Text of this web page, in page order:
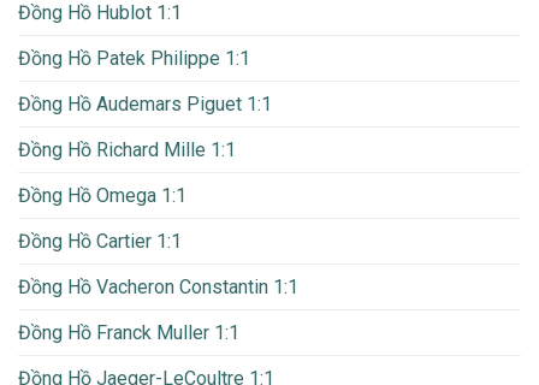
Đồng Hồ Hublot 1:1
Đồng Hồ Patek Philippe 1:1
Đồng Hồ Audemars Piguet 1:1
Đồng Hồ Richard Mille 1:1
Đồng Hồ Omega 1:1
Đồng Hồ Cartier 1:1
Đồng Hồ Vacheron Constantin 1:1
Đồng Hồ Franck Muller 1:1
Đồng Hồ Jaeger-LeCoultre 1:1